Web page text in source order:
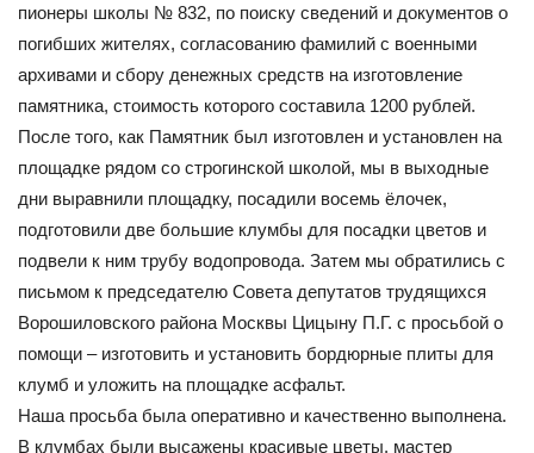
пионеры школы № 832, по поиску сведений и документов о
погибших жителях, согласованию фамилий с военными
архивами и сбору денежных средств на изготовление
памятника, стоимость которого составила 1200 рублей.
После того, как Памятник был изготовлен и установлен на
площадке рядом со строгинской школой, мы в выходные
дни выравнили площадку, посадили восемь ёлочек,
подготовили две большие клумбы для посадки цветов и
подвели к ним трубу водопровода. Затем мы обратились с
письмом к председателю Совета депутатов трудящихся
Ворошиловского района Москвы Цицыну П.Г. с просьбой о
помощи – изготовить и установить бордюрные плиты для
клумб и уложить на площадке асфальт.
Наша просьба была оперативно и качественно выполнена.
В клумбах были высажены красивые цветы, мастер